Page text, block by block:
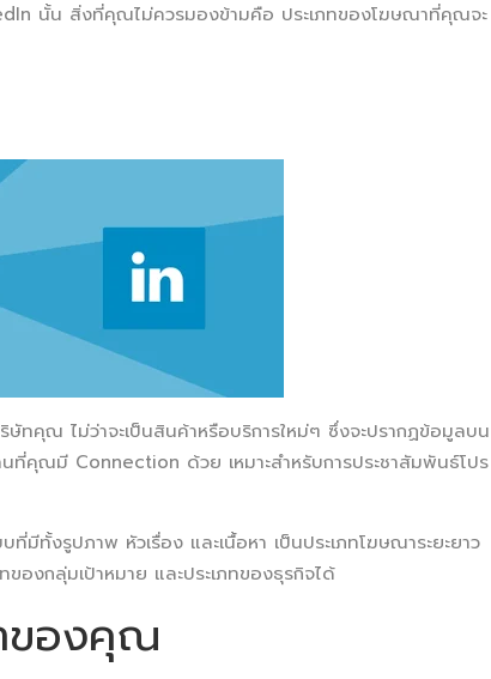
นั้น สิ่งที่คุณไม่ควรมองข้ามคือ ประเภทของโฆษณาที่คุณจะ
คุณ ไม่ว่าจะเป็นสินค้าหรือบริการใหม่ๆ ซึ่งจะปรากฏข้อมูลบน
คุณมี Connection ด้วย เหมาะสำหรับการประชาสัมพันธ์โปร
ทั้งรูปภาพ หัวเรื่อง และเนื้อหา เป็นประเภทโฆษณาระยะยาว
งกลุ่มเป้าหมาย และประเภทของธุรกิจได้
ของคุณ